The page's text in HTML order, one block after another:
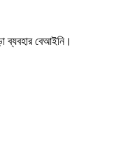
ব্যবহার বেআইনি।